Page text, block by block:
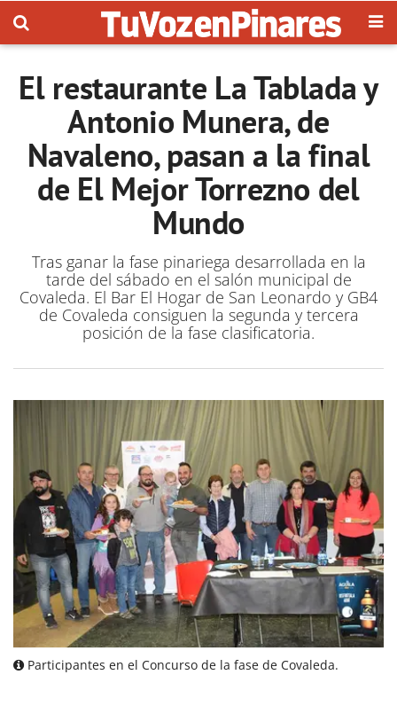
El restaurante La Tablada y
Antonio Munera, de
Navaleno, pasan a la final
de El Mejor Torrezno del
Mundo
Tras ganar la fase pinariega desarrollada en la
tarde del sábado en el salón municipal de
Covaleda. El Bar El Hogar de San Leonardo y GB4
de Covaleda consiguen la segunda y tercera
posición de la fase clasificatoria.
Participantes en el Concurso de la fase de Covaleda.